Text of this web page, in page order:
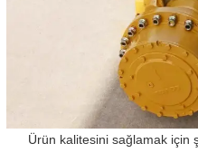
Ürün kalitesini sağlamak için